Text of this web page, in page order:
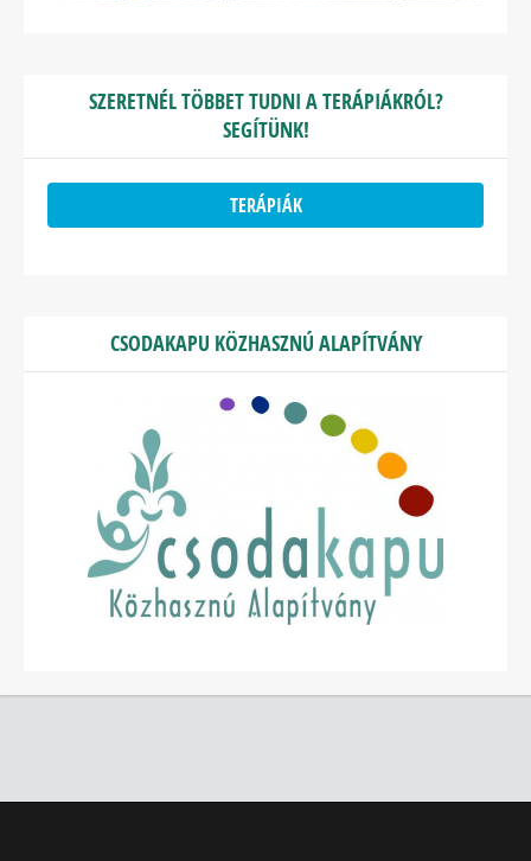
SZERETNÉL TÖBBET TUDNI A TERÁPIÁKRÓL?
SEGÍTÜNK!
TERÁPIÁK
CSODAKAPU KÖZHASZNÚ ALAPÍTVÁNY